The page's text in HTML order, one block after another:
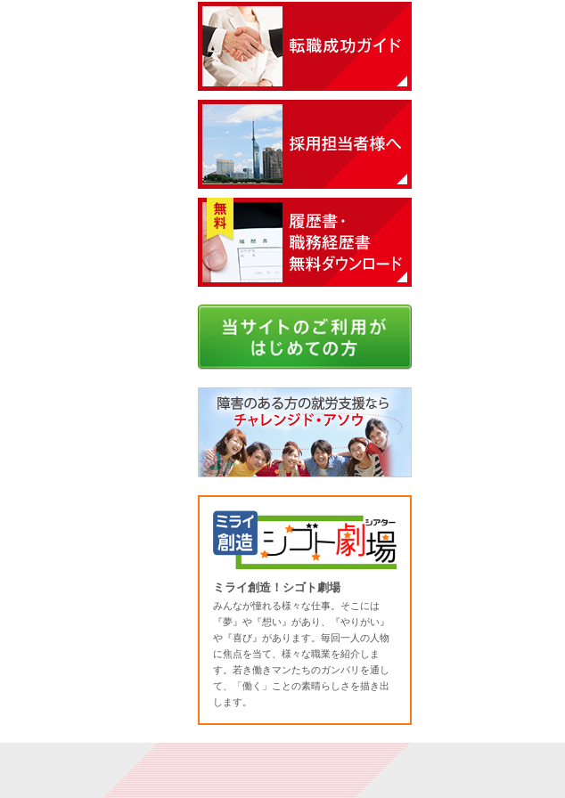
ミライ創造！シゴト劇場
みんなが憧れる様々な仕事。そこには
『夢』や『想い』があり、『やりがい』
や『喜び』があります。毎回一人の人物
に焦点を当て、様々な職業を紹介しま
す。若き働きマンたちのガンバリを通し
て、「働く」ことの素晴らしさを描き出
します。